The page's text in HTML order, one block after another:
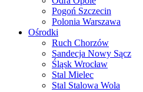
Pogoń Szczecin
Polonia Warszawa
Ośrodki
Ruch Chorzów
Sandecja Nowy Sącz
Śląsk Wrocław
Stal Mielec
Stal Stalowa Wola